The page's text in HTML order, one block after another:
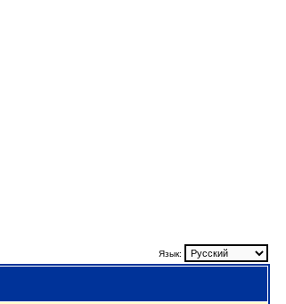
Язык: